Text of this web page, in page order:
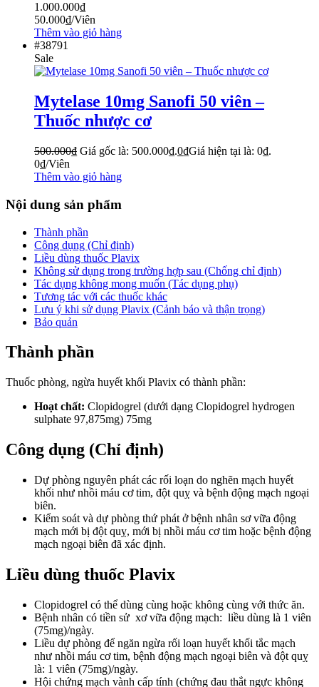
1.000.000₫
50.000₫/Viên
Thêm vào giỏ hàng
#38791
Sale
Mytelase 10mg Sanofi 50 viên –
Thuốc nhược cơ
500.000₫ Giá gốc là: 500.000₫.0₫Giá hiện tại là: 0₫.
0₫/Viên
Thêm vào giỏ hàng
Nội dung sản phẩm
Thành phần
Công dụng (Chỉ định)
Liều dùng thuốc Plavix
Không sử dụng trong trường hợp sau (Chống chỉ định)
Tác dụng không mong muốn (Tác dụng phụ)
Tương tác với các thuốc khác
Lưu ý khi sử dụng Plavix (Cảnh báo và thận trọng)
Bảo quản
Thành phần
Thuốc phòng, ngừa huyết khối Plavix có thành phần:
Hoạt chất: Clopidogrel (dưới dạng Clopidogrel hydrogen
sulphate 97,875mg) 75mg
Công dụng (Chỉ định)
Dự phòng nguyên phát các rối loạn do nghẽn mạch huyết
khối như nhồi máu cơ tim, đột quỵ và bệnh động mạch ngoại
biên.
Kiểm soát và dự phòng thứ phát ở bệnh nhân sơ vữa động
mạch mới bị đột quỵ, mới bị nhồi máu cơ tim hoặc bệnh động
mạch ngoại biên đã xác định.
Liều dùng thuốc Plavix
Clopidogrel có thể dùng cùng hoặc không cùng với thức ăn.
Bệnh nhân có tiền sử xơ vữa động mạch: liều dùng là 1 viên
(75mg)/ngày.
Liều dự phòng để ngăn ngừa rối loạn huyết khối tắc mạch
như nhồi máu cơ tim, bệnh động mạch ngoại biên và đột quỵ
là: 1 viên (75mg)/ngày.
Hội chứng mạch vành cấp tính (chứng đau thắt ngực không